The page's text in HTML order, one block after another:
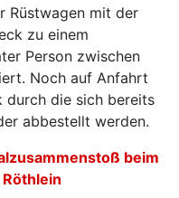
Rüstwagen mit der
zu einem
Person zwischen
Noch auf Anfahrt
durch die sich bereits
abbestellt werden.
beim